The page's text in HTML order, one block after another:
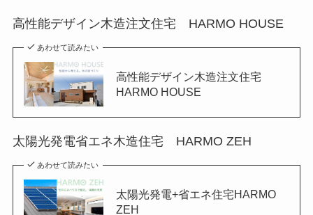
高性能デザイン木造注文住宅 HARMO HOUSE
あわせて読みたい
高性能デザイン木造注文住宅
HARMO HOUSE
太陽光発電省エネ木造住宅 HARMO ZEH
あわせて読みたい
太陽光発電+省エネ住宅HARMO
ZEH